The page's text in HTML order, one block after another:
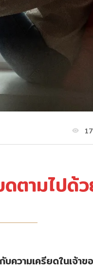
ดตามไปด้
ความเครียดในเจ้า